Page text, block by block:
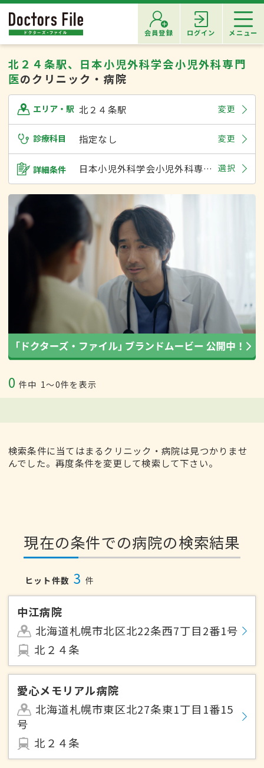
会員登録 ログイン メニュー
北２４条駅、日本小児外科学会小児外科専門
医のクリニック・病院
エリア・駅 北２４条駅 変更
診療科目 指定なし 変更
詳細条件 日本小児外科学会小児外科専門医 選択
0 件中 1〜0件を表示
検索条件に当てはまるクリニック・病院は見つかりませ
んでした。再度条件を変更して検索して下さい。
現在の条件での病院の検索結果
ヒット件数 3 件
中江病院
北海道札幌市北区北22条西7丁目2番1号
北２４条
愛心メモリアル病院
北海道札幌市東区北27条東1丁目1番15
号
北２４条